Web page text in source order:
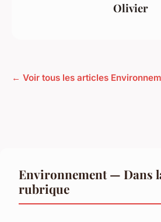
Olivier
← Voir tous les articles
Environnement — Dans
rubrique